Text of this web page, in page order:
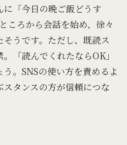
「今日の晩ご飯どうす
ころから会話を始め、徐々
うです。ただし、既読ス
「読んでくれたならOK」
。SNSの使い方を責めるよ
スタンスの方が信頼につな